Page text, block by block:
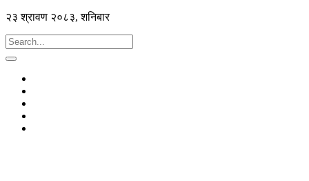
२३ श्रावण २०८३, शनिबार